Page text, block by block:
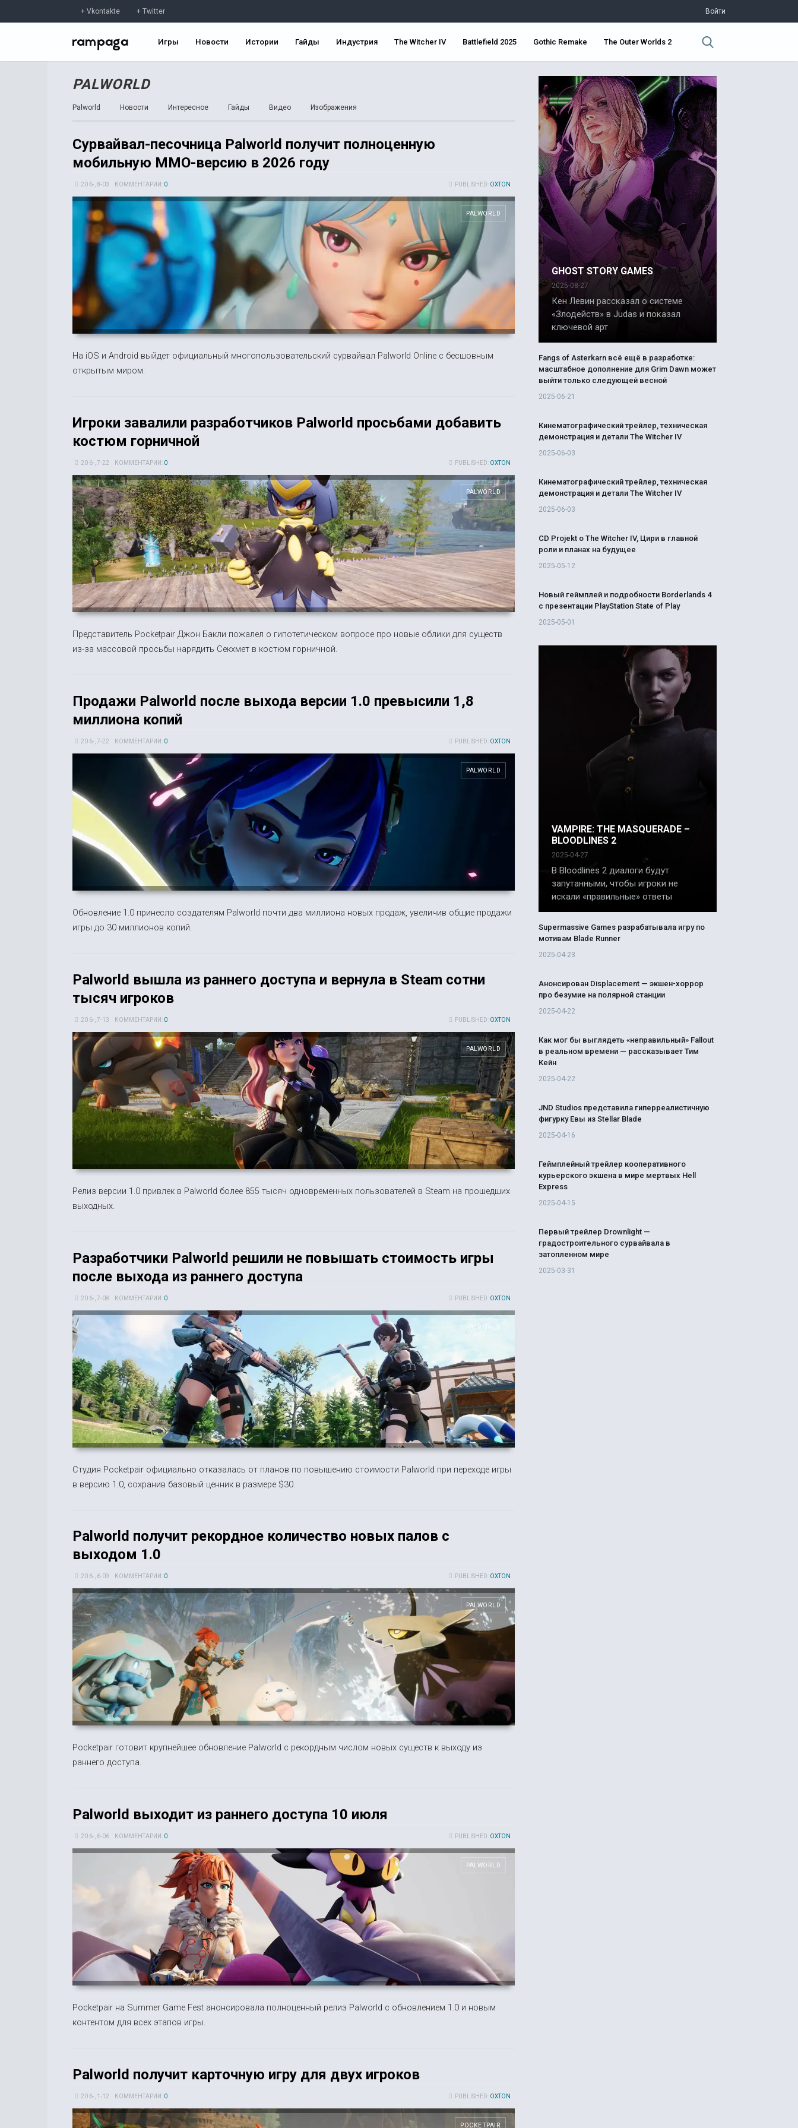
Vkontakte Twitter Войти
Игры Новости Истории Гайды Индустрия The Witcher IV Battlefield 2025 Gothic Remake The Outer Worlds 2
PALWORLD
Palworld Новости Интересное Гайды Видео Изображения
Сурвайвал-песочница Palworld получит полноценную
мобильную MMO-версию в 2026 году
PUBLISHED: OXTON
20 6-, 8-03 КОММЕНТАРИИ: 0
PALWORLD
На iOS и Android выйдет официальный многопользовательский сурвайвал Palworld Online с бесшовным
открытым миром.
Игроки завалили разработчиков Palworld просьбами добавить
костюм горничной
PUBLISHED: OXTON
20 6-, 7-22 КОММЕНТАРИИ: 0
PALWORLD
Представитель Pocketpair Джон Бакли пожалел о гипотетическом вопросе про новые облики для существ
из-за массовой просьбы нарядить Секхмет в костюм горничной.
Продажи Palworld после выхода версии 1.0 превысили 1,8
миллиона копий
PUBLISHED: OXTON
20 6-, 7-22 КОММЕНТАРИИ: 0
PALWORLD
Обновление 1.0 принесло создателям Palworld почти два миллиона новых продаж, увеличив общие продажи
игры до 30 миллионов копий.
Palworld вышла из раннего доступа и вернула в Steam сотни
тысяч игроков
PUBLISHED: OXTON
20 6-, 7-13 КОММЕНТАРИИ: 0
PALWORLD
Релиз версии 1.0 привлек в Palworld более 855 тысяч одновременных пользователей в Steam на прошедших
выходных.
Разработчики Palworld решили не повышать стоимость игры
после выхода из раннего доступа
PUBLISHED: OXTON
20 6-, 7-08 КОММЕНТАРИИ: 0
PALWORLD
Студия Pocketpair официально отказалась от планов по повышению стоимости Palworld при переходе игры
в версию 1.0, сохранив базовый ценник в размере $30.
Palworld получит рекордное количество новых палов с
выходом 1.0
PUBLISHED: OXTON
20 6-, 6-09 КОММЕНТАРИИ: 0
PALWORLD
Pocketpair готовит крупнейшее обновление Palworld с рекордным числом новых существ к выходу из
раннего доступа.
Palworld выходит из раннего доступа 10 июля
PUBLISHED: OXTON
20 6-, 6-06 КОММЕНТАРИИ: 0
PALWORLD
Pocketpair на Summer Game Fest анонсировала полноценный релиз Palworld с обновлением 1.0 и новым
контентом для всех этапов игры.
Palworld получит карточную игру для двух игроков
PUBLISHED: OXTON
20 6-, 1-12 КОММЕНТАРИИ: 0
POCKETPAIR
GHOST STORY GAMES
2025-08-27
Кен Левин рассказал о системе
«Злодейств» в Judas и показал
ключевой арт
Fangs of Asterkarn всё ещё в разработке:
масштабное дополнение для Grim Dawn может
выйти только следующей весной
2025-06-21
Кинематографический трейлер, техническая
демонстрация и детали The Witcher IV
2025-06-03
Кинематографический трейлер, техническая
демонстрация и детали The Witcher IV
2025-06-03
CD Projekt о The Witcher IV, Цири в главной
роли и планах на будущее
2025-05-12
Новый геймплей и подробности Borderlands 4
с презентации PlayStation State of Play
2025-05-01
VAMPIRE: THE MASQUERADE –
BLOODLINES 2
2025-04-27
В Bloodlines 2 диалоги будут
запутанными, чтобы игроки не
искали «правильные» ответы
Supermassive Games разрабатывала игру по
мотивам Blade Runner
2025-04-23
Анонсирован Displacement — экшен-хоррор
про безумие на полярной станции
2025-04-22
Как мог бы выглядеть «неправильный» Fallout
в реальном времени — рассказывает Тим
Кейн
2025-04-22
JND Studios представила гиперреалистичную
фигурку Евы из Stellar Blade
2025-04-16
Геймплейный трейлер кооперативного
курьерского экшена в мире мертвых Hell
Express
2025-04-15
Первый трейлер Drownlight —
градостроительного сурвайвала в
затопленном мире
2025-03-31